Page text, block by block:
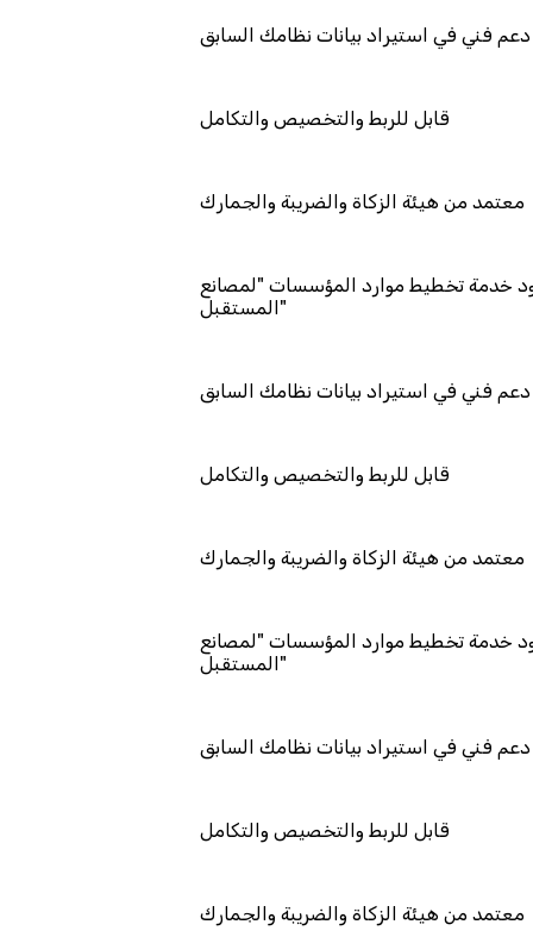
دعم فني في استيراد بيانات نظامك السابق
قابل للربط والتخصيص والتكامل
معتمد من هيئة الزكاة والضريبة والجمارك
كمزود خدمة تخطيط موارد المؤسسات "لمصانع
المستقبل"
دعم فني في استيراد بيانات نظامك السابق
قابل للربط والتخصيص والتكامل
معتمد من هيئة الزكاة والضريبة والجمارك
كمزود خدمة تخطيط موارد المؤسسات "لمصانع
المستقبل"
دعم فني في استيراد بيانات نظامك السابق
قابل للربط والتخصيص والتكامل
معتمد من هيئة الزكاة والضريبة والجمارك